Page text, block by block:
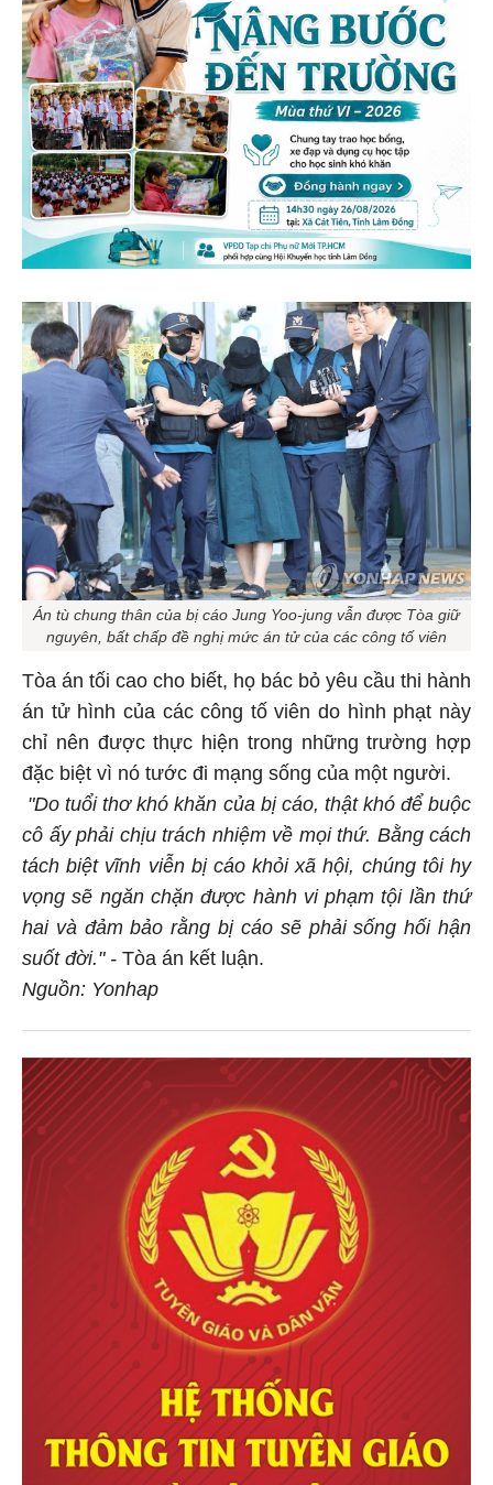
Án tù chung thân của bị cáo Jung Yoo-jung vẫn được Tòa giữ
nguyên, bất chấp đề nghị mức án tử của các công tố viên
Tòa án tối cao cho biết, họ bác bỏ yêu cầu thi hành
án tử hình của các công tố viên do hình phạt này
chỉ nên được thực hiện trong những trường hợp
đặc biệt vì nó tước đi mạng sống của một người.
"Do tuổi thơ khó khăn của bị cáo, thật khó để buộc
cô ấy phải chịu trách nhiệm về mọi thứ. Bằng cách
tách biệt vĩnh viễn bị cáo khỏi xã hội, chúng tôi hy
vọng sẽ ngăn chặn được hành vi phạm tội lần thứ
hai và đảm bảo rằng bị cáo sẽ phải sống hối hận
suốt đời." - Tòa án kết luận.
Nguồn: Yonhap